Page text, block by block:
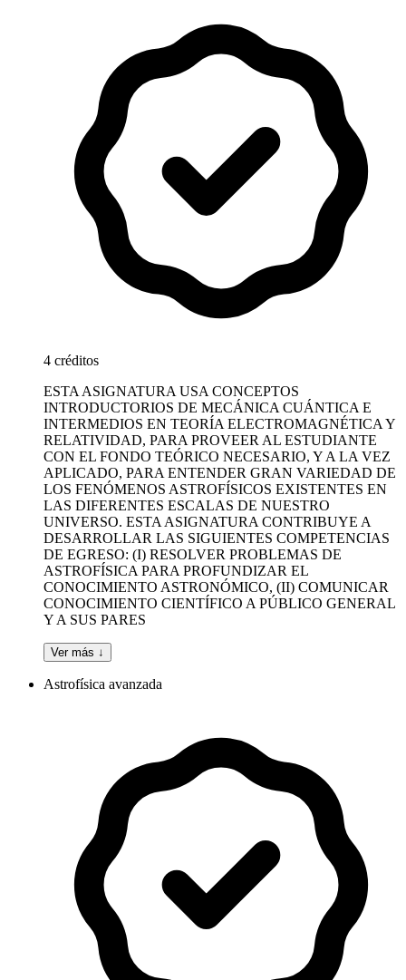
4 créditos
ESTA ASIGNATURA USA CONCEPTOS
INTRODUCTORIOS DE MECÁNICA CUÁNTICA E
INTERMEDIOS EN TEORÍA ELECTROMAGNÉTICA Y
RELATIVIDAD, PARA PROVEER AL ESTUDIANTE
CON EL FONDO TEÓRICO NECESARIO, Y A LA VEZ
APLICADO, PARA ENTENDER GRAN VARIEDAD DE
LOS FENÓMENOS ASTROFÍSICOS EXISTENTES EN
LAS DIFERENTES ESCALAS DE NUESTRO
UNIVERSO. ESTA ASIGNATURA CONTRIBUYE A
DESARROLLAR LAS SIGUIENTES COMPETENCIAS
DE EGRESO: (I) RESOLVER PROBLEMAS DE
ASTROFÍSICA PARA PROFUNDIZAR EL
CONOCIMIENTO ASTRONÓMICO, (II) COMUNICAR
CONOCIMIENTO CIENTÍFICO A PÚBLICO GENERAL
Y A SUS PARES
Ver más ↓
Astrofísica avanzada